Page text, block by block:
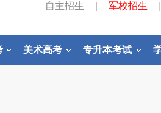
自主招生 军校招生
美术高考 专升本考试